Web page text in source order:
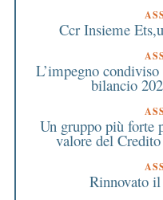
Ccr Insieme
L’impegno
bilancio
Un gruppo più forte
valore del
Rinnovato